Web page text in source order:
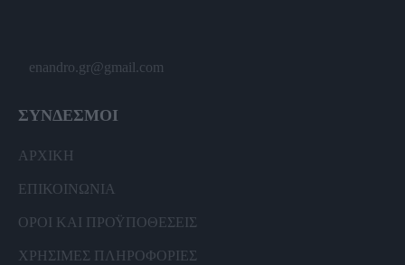
enandro.gr@gmail.com
ΣΥΝΔΕΣΜΟΙ
ΑΡΧΙΚΗ
ΕΠΙΚΟΙΝΩΝΙΑ
ΟΡΟΙ ΚΑΙ ΠΡΟΫΠΟΘΕΣΕΙΣ
ΧΡΗΣΙΜΕΣ ΠΛΗΡΟΦΟΡΙΕΣ